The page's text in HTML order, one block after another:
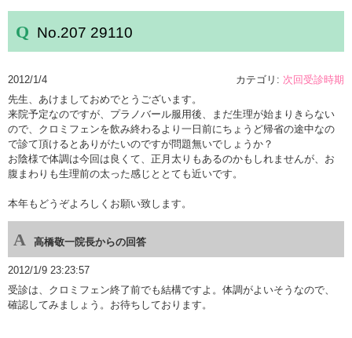
No.207 29110
カテゴリ: 次回受診時期
2012/1/4
先生、あけましておめでとうございます。
来院予定なのですが、プラノバール服用後、まだ生理が始まりきらない
ので、クロミフェンを飲み終わるより一日前にちょうど帰省の途中なの
で診て頂けるとありがたいのですが問題無いでしょうか？
お陰様で体調は今回は良くて、正月太りもあるのかもしれませんが、お
腹まわりも生理前の太った感じととても近いです。
本年もどうぞよろしくお願い致します。
高橋敬一院長からの回答
2012/1/9 23:23:57
受診は、クロミフェン終了前でも結構ですよ。体調がよいそうなので、
確認してみましょう。お待ちしております。